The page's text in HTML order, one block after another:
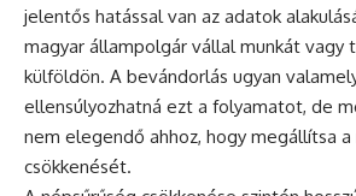
jelentős hatással van az adatok
magyar állampolgár vállal munkát vagy
külföldön. A bevándorlás ugyan
ellensúlyozhatná ezt a folyamatot, de
nem elegendő ahhoz, hogy megállítsa a
csökkenését.